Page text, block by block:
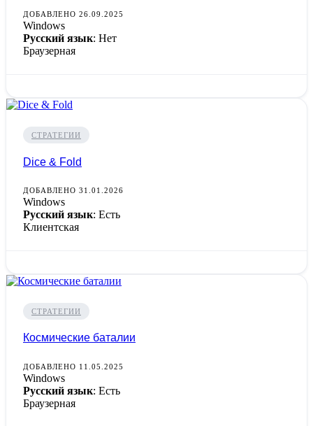
ДОБАВЛЕНО 26.09.2025
Windows
Русский язык: Нет
Браузерная
СТРАТЕГИИ
Dice & Fold
ДОБАВЛЕНО 31.01.2026
Windows
Русский язык: Есть
Клиентская
СТРАТЕГИИ
Космические баталии
ДОБАВЛЕНО 11.05.2025
Windows
Русский язык: Есть
Браузерная